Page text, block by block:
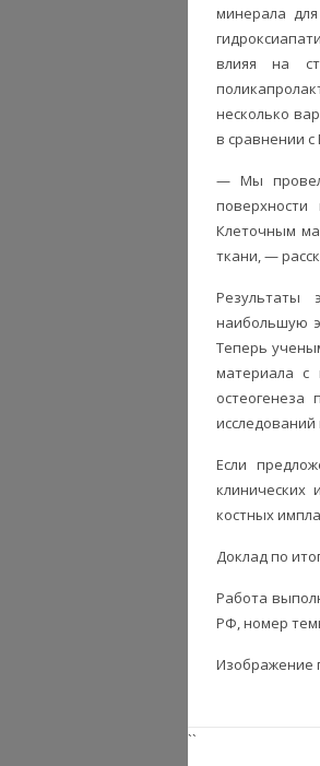
минерала
влияя на
несколько
в сравнении с
— Мы
Клеточным
ткани, —
Результаты
наибольшую
Теперь
материала с
остеогенеза
Если
клинических
костных
Доклад по
Работа
РФ, номер
Изображение
``